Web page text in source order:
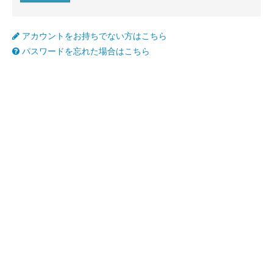
アカウントをお持ちでない方はこちら
パスワードを忘れた場合はこちら